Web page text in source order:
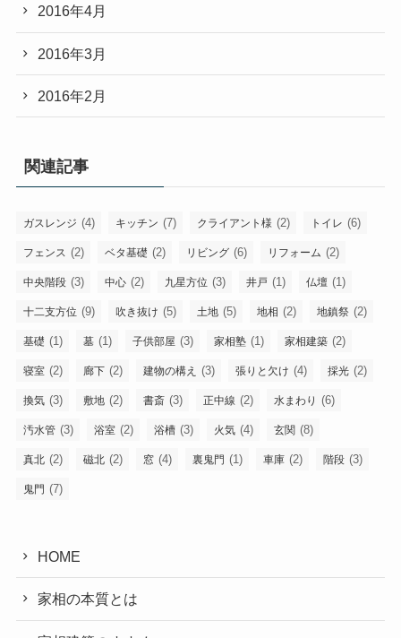
2016年4月
2016年3月
2016年2月
関連記事
ガスレンジ (4) キッチン (7) クライアント様 (2) トイレ (6)
フェンス (2) ベタ基礎 (2) リビング (6) リフォーム (2)
中央階段 (3) 中心 (2) 九星方位 (3) 井戸 (1) 仏壇 (1)
十二支方位 (9) 吹き抜け (5) 土地 (5) 地相 (2) 地鎮祭 (2)
基礎 (1) 墓 (1) 子供部屋 (3) 家相塾 (1) 家相建築 (2)
寝室 (2) 廊下 (2) 建物の構え (3) 張りと欠け (4) 採光 (2)
換気 (3) 敷地 (2) 書斎 (3) 正中線 (2) 水まわり (6)
汚水管 (3) 浴室 (2) 浴槽 (3) 火気 (4) 玄関 (8)
真北 (2) 磁北 (2) 窓 (4) 裏鬼門 (1) 車庫 (2) 階段 (3)
鬼門 (7)
HOME
家相の本質とは